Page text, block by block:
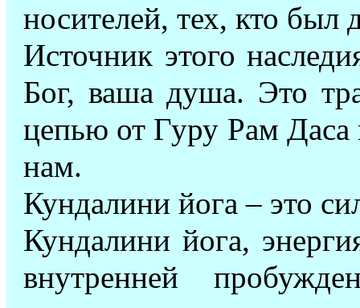
носителей, тех, кто был
Источник этого
Бог, ваша душа. Это
цепью от Гуру Рам Даса
нам.
Кундалини йога – это
Кундалини йога,
внутренней